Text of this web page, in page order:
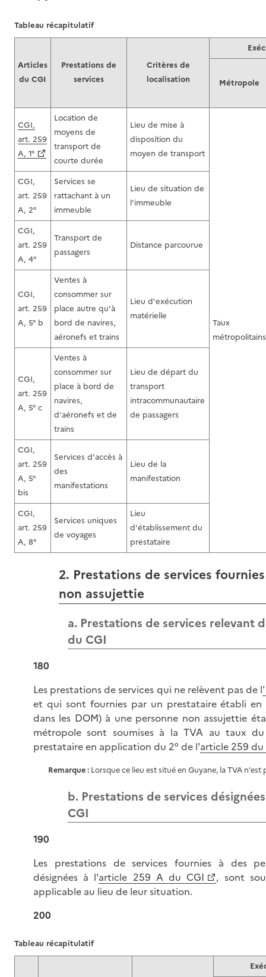
Articles
du CGI
Prestations de
services
Critères de
localisation
Métropole
CGI,
art. 259
A, 1°
Location de
moyens de
transport de
courte durée
Lieu de mise à
disposition du
moyen de transport
Taux
métropolitains
CGI,
art. 259
A, 2°
Services se
rattachant à un
immeuble
Lieu de situation de
l'immeuble
CGI,
art. 259
A, 4°
Transport de
passagers
Distance parcourue
CGI,
art. 259
A, 5° b
Ventes à
consommer sur
place autre qu'à
bord de navires,
aéronefs et trains
Lieu d'exécution
matérielle
CGI,
art. 259
A, 5° c
Ventes à
consommer sur
place à bord de
navires,
d'aéronefs et de
trains
Lieu de départ du
transport
intracommunautaire
de passagers
CGI,
art. 259
A, 5°
bis
Services d'accès à
des
manifestations
Lieu de la
manifestation
CGI,
art. 259
A, 8°
Services uniques
de voyages
Lieu
d'établissement du
prestataire
Tableau récapitulatif
2. Prestations de services
non assujettie
a. Prestations de services relevant
du CGI
180
Les prestations de services qui ne relèvent pas de l'
et qui sont fournies par un prestataire établi en
dans les DOM) à une personne non assujettie
métropole sont soumises à la TVA au taux
prestataire en application du 2° de l'article 259 du
Remarque: Lorsque ce lieu est situé en Guyane, la TVA n'est
b. Prestations de services
CGI
190
Les prestations de services fournies à des
désignées à l'article 259 A du CGI
, sont
applicable au lieu de leur situation.
200
Tableau récapitulatif